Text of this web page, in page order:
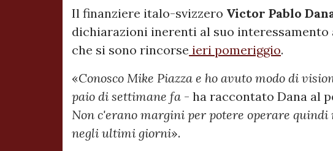
Il finanziere italo-svizzero Victor Pablo
dichiarazioni inerenti al suo interessamento
che si sono rincorse ieri pomeriggio.
«Conosco Mike Piazza e ho avuto modo di
paio di settimane fa - ha raccontato Dana al
Non c'erano margini per potere operare
negli ultimi giorni».